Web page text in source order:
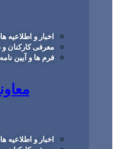
اخبار و اطلاعیه
معرفی کارکنان
فرم ها و آیین
اخبار و اطلاعیه